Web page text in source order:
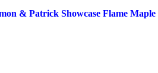
& Patrick Showcase Flame Maple